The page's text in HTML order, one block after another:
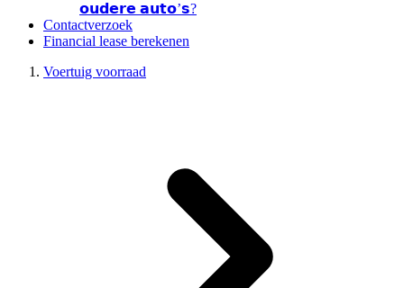
𝗼𝘂𝗱𝗲𝗿𝗲 𝗮𝘂𝘁𝗼’𝘀?
Contactverzoek
Financial lease berekenen
Voertuig voorraad